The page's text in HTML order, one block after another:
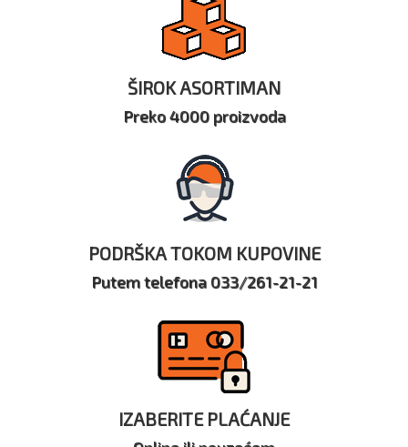
ŠIROK ASORTIMAN
Preko 4000 proizvoda
PODRŠKA TOKOM KUPOVINE
Putem telefona 033/261-21-21
IZABERITE PLAĆANJE